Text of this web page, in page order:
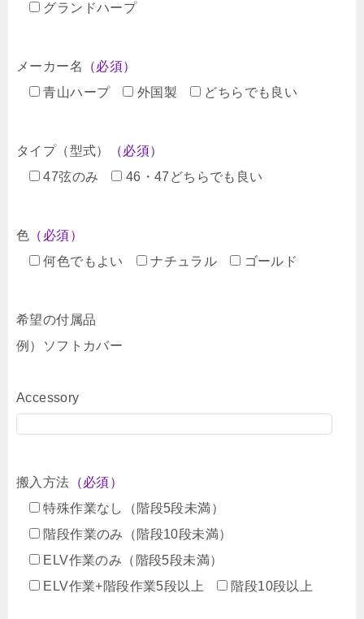
グランドハープ
メーカー名
（必須）
青山ハープ
外国製 どちらでも良い
タイプ（型式）
（必須）
47弦のみ
46・47どちらでも良い
色 （必須）
何色でもよい
ナチュラル ゴールド
希望の付属品
例）ソフトカバー
Accessory
搬入方法 （必須）
特殊作業なし（階段5段未満）
階段作業のみ（階段10段未満）
ELV作業のみ（階段5段未満）
ELV作業+階段作業5段以上
階段10段以上